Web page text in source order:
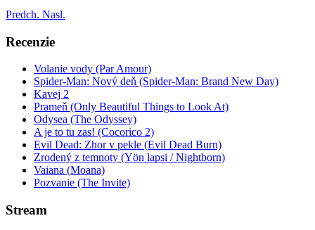
Predch. Nasl.
Recenzie
Volanie vody (Par Amour)
Spider-Man: Nový deň (Spider-Man: Brand New Day)
Kavej 2
Prameň (Only Beautiful Things to Look At)
Odysea (The Odyssey)
A je to tu zas! (Cocorico 2)
Evil Dead: Zhor v pekle (Evil Dead Burn)
Zrodený z temnoty (Yön lapsi / Nightborn)
Vaiana (Moana)
Pozvanie (The Invite)
Stream